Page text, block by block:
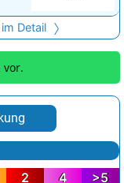
Detail
vor.
2 4 >5